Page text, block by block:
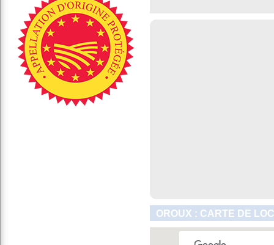
OROUX : CARTE DE